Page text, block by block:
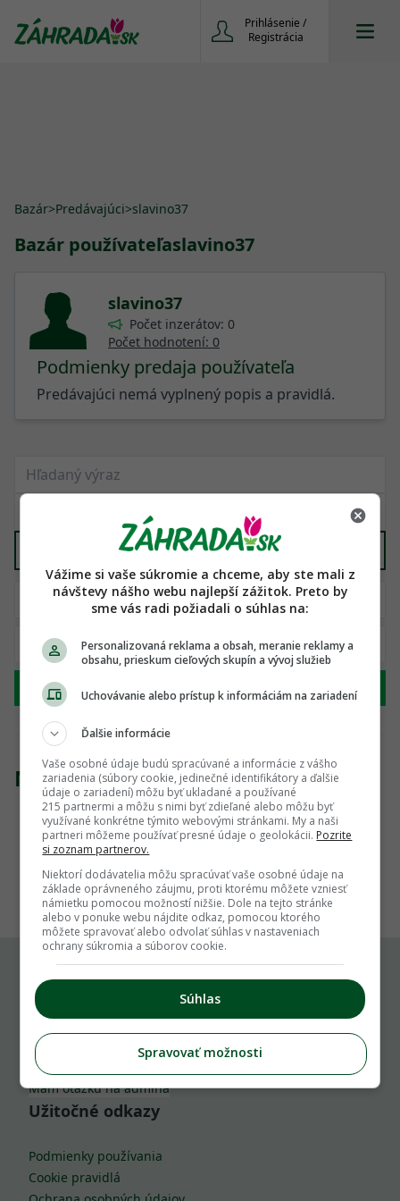
Prihlásenie /
Registrácia
Bazár>Predávajúci>slavino37
Bazár používateľaslavino37
slavino37
Počet inzerátov: 0
Počet hodnotení: 0
Podmienky predaja používateľa
Predávajúci nemá vyplnený popis a pravidlá.
Semená
Hľadať
Nenašli sme žiadny produkt
1
Komu môžeš napísať
info@zahrada.sk
Nahlás chybu
Mám otázku na admina
Užitočné odkazy
Podmienky používania
Cookie pravidlá
Vážime si vaše súkromie a chceme, aby ste mali z
návštevy nášho webu najlepší zážitok. Preto by
sme vás radi požiadali o súhlas na:
Personalizovaná reklama a obsah, meranie reklamy a
obsahu, prieskum cieľových skupín a vývoj služieb
Uchovávanie alebo prístup k informáciám na zariadení
Ďalšie informácie
Vaše osobné údaje budú spracúvané a informácie z vášho
zariadenia (súbory cookie, jedinečné identifikátory a ďalšie
údaje o zariadení) môžu byť ukladané a používané
215 partnermi a môžu s nimi byť zdieľané alebo môžu byť
využívané konkrétne týmito webovými stránkami. My a naši
partneri môžeme používať presné údaje o geolokácii. Pozrite
si zoznam partnerov.
Niektorí dodávatelia môžu spracúvať vaše osobné údaje na
základe oprávneného záujmu, proti ktorému môžete vzniesť
námietku pomocou možností nižšie. Dole na tejto stránke
alebo v ponuke webu nájdite odkaz, pomocou ktorého
môžete spravovať alebo odvolať súhlas v nastaveniach
ochrany súkromia a súborov cookie.
Súhlas
Spravovať možnosti